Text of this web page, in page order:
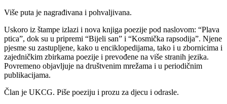
Više puta je nagrađivana i pohvaljivana.
Uskoro iz štampe izlazi i nova knjiga poezije pod naslovom: “Plava
ptica”, dok su u pripremi “Bijeli san” i “Kosmička rapsodija”. Njene
pjesme su zastupljene, kako u enciklopedijama, tako i u zbornicima i
zajedničkim zbirkama poezije i prevođene na više stranih jezika.
Povremeno objavljuje na društvenim mrežama i u periodičnim
publikacijama.
Član je UKCG. Piše poeziju i prozu za djecu i odrasle.